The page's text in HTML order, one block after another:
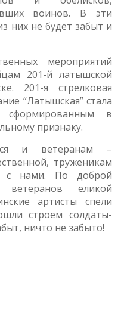
воинов. В эти
них не будет забыт и
мероприятий
201-й латышской
201-я стрелковая
“Латышская” стала
в
признаку.
и ветеранам –
труженикам
с нами. По доброй
еликой
артисты спели
строем солдаты-
ничто не забыто!